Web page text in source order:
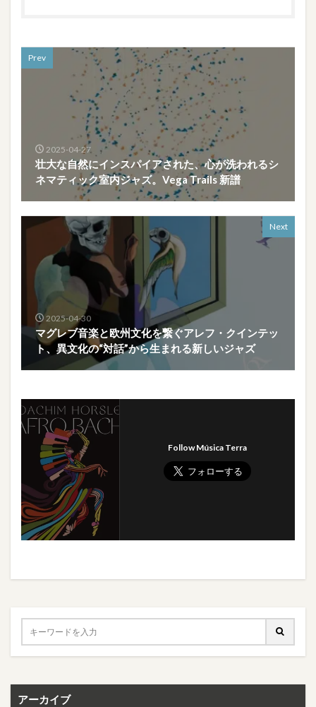
Prev
2025-04-27
壮大な自然にインスパイアされた、心が洗われるシ
ネマティック室内ジャズ。Vega Trails 新譜
Next
2025-04-30
マグレブ音楽と欧州文化を繋ぐアレフ・クインテッ
ト、異文化の“対話”から生まれる新しいジャズ
Follow Música Terra
アーカイブ